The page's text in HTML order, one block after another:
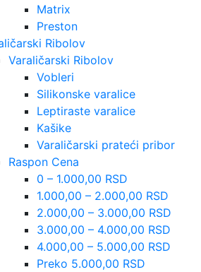
Matrix
Preston
Ribolov
Varaličarski Ribolov
Vobleri
Silikonske varalice
Leptiraste varalice
Kašike
Varaličarski prateći pribor
Raspon Cena
0 – 1.000,00 RSD
1.000,00 – 2.000,00 RSD
2.000,00 – 3.000,00 RSD
3.000,00 – 4.000,00 RSD
4.000,00 – 5.000,00 RSD
Preko 5.000,00 RSD